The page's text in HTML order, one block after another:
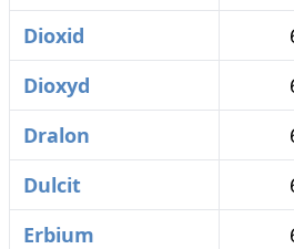
Dioxid
Dioxyd
Dralon
Dulcit
Erbium